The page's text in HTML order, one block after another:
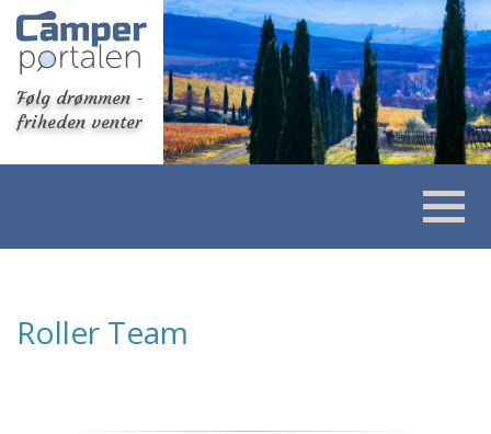
Følg drømmen -
friheden venter
Roller Team